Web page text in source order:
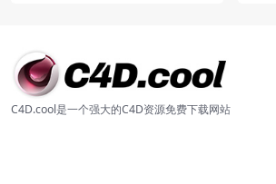
C4D.cool是一个强大的C4D资源免费下载网站